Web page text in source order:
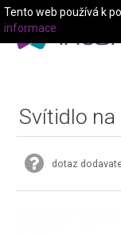
Svítidlo
dotaz
Tento web používá k
informace